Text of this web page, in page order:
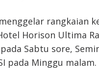
rangkaian
Horison Ultima
Sabtu sore,
pada Minggu malam.